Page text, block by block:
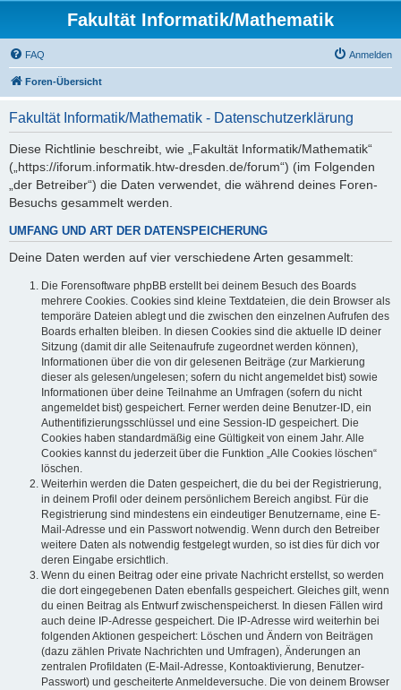
Fakultät Informatik/Mathematik
FAQ Anmelden
Foren-Übersicht
Fakultät Informatik/Mathematik - Datenschutzerklärung
Diese Richtlinie beschreibt, wie „Fakultät Informatik/Mathematik“
(„https://iforum.informatik.htw-dresden.de/forum“) (im Folgenden
„der Betreiber“) die Daten verwendet, die während deines Foren-
Besuchs gesammelt werden.
UMFANG UND ART DER DATENSPEICHERUNG
Deine Daten werden auf vier verschiedene Arten gesammelt:
Die Forensoftware phpBB erstellt bei deinem Besuch des Boards
mehrere Cookies. Cookies sind kleine Textdateien, die dein Browser als
temporäre Dateien ablegt und die zwischen den einzelnen Aufrufen des
Boards erhalten bleiben. In diesen Cookies sind die aktuelle ID deiner
Sitzung (damit dir alle Seitenaufrufe zugeordnet werden können),
Informationen über die von dir gelesenen Beiträge (zur Markierung
dieser als gelesen/ungelesen; sofern du nicht angemeldet bist) sowie
Informationen über deine Teilnahme an Umfragen (sofern du nicht
angemeldet bist) gespeichert. Ferner werden deine Benutzer-ID, ein
Authentifizierungsschlüssel und eine Session-ID gespeichert. Die
Cookies haben standardmäßig eine Gültigkeit von einem Jahr. Alle
Cookies kannst du jederzeit über die Funktion „Alle Cookies löschen“
löschen.
Weiterhin werden die Daten gespeichert, die du bei der Registrierung,
in deinem Profil oder deinem persönlichem Bereich angibst. Für die
Registrierung sind mindestens ein eindeutiger Benutzername, eine E-
Mail-Adresse und ein Passwort notwendig. Wenn durch den Betreiber
weitere Daten als notwendig festgelegt wurden, so ist dies für dich vor
deren Eingabe ersichtlich.
Wenn du einen Beitrag oder eine private Nachricht erstellst, so werden
die dort eingegebenen Daten ebenfalls gespeichert. Gleiches gilt, wenn
du einen Beitrag als Entwurf zwischenspeicherst. In diesen Fällen wird
auch deine IP-Adresse gespeichert. Die IP-Adresse wird weiterhin bei
folgenden Aktionen gespeichert: Löschen und Ändern von Beiträgen
(dazu zählen Private Nachrichten und Umfragen), Änderungen an
zentralen Profildaten (E-Mail-Adresse, Kontoaktivierung, Benutzer-
Passwort) und gescheiterte Anmeldeversuche. Die von deinem Browser